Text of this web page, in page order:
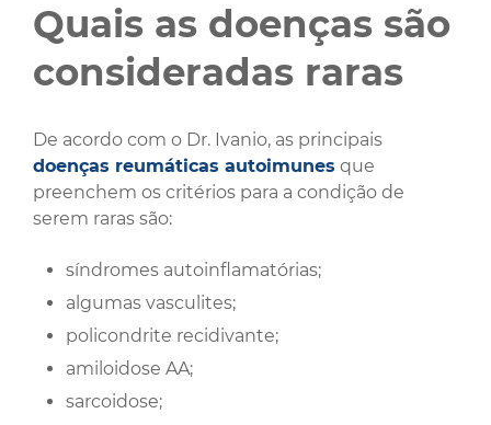
Quais as doenças são
consideradas raras
De acordo com o Dr. Ivanio, as principais
doenças reumáticas autoimunes que
preenchem os critérios para a condição de
serem raras são:
síndromes autoinflamatórias;
algumas vasculites;
policondrite recidivante;
amiloidose AA;
sarcoidose;